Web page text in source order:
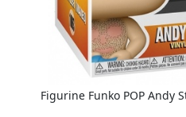
Figurine Funko POP Andy